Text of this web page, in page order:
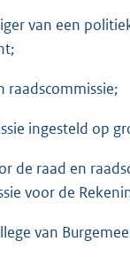
van een
raadscommissie;
ingesteld op
de raad en
voor de
van